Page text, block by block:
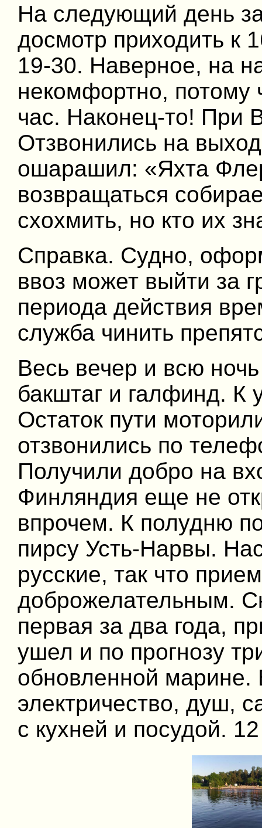
На следующий день
досмотр приходить к
19-30. Наверное, на
некомфортно, потому
час. Наконец-то! При
Отзвонились на
ошарашил: «Яхта
возвращаться
схохмить, но кто их
Справка. Судно,
ввоз может выйти за
периода действия
служба чинить
Весь вечер и всю
бакштаг и галфинд. К
Остаток пути
отзвонились по
Получили добро на
Финляндия еще не
впрочем. К полудню
пирсу Усть-Нарвы.
русские, так что
доброжелательным.
первая за два года,
ушел и по прогнозу
обновленной марине.
электричество, душ,
с кухней и посудой.